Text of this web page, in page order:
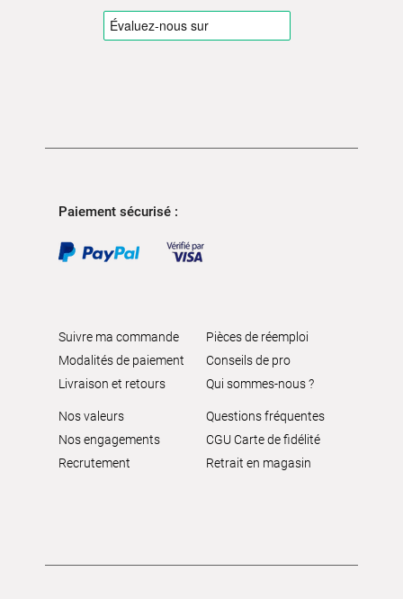
Paiement sécurisé :
Suivre ma commande
Modalités de paiement
Livraison et retours
Pièces de réemploi
Conseils de pro
Qui sommes-nous ?
Nos valeurs
Nos engagements
Recrutement
Questions fréquentes
CGU Carte de fidélité
Retrait en magasin